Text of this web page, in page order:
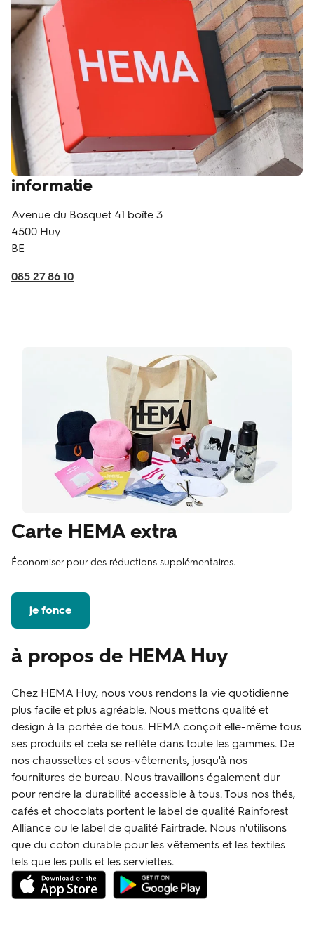
informatie
Avenue du Bosquet 41 boîte 3
4500 Huy
BE
085 27 86 10
Carte HEMA extra
Économiser pour des réductions supplémentaires.
je fonce
à propos de HEMA Huy
Chez HEMA Huy, nous vous rendons la vie quotidienne
plus facile et plus agréable. Nous mettons qualité et
design à la portée de tous. HEMA conçoit elle-même tous
ses produits et cela se reflète dans toute les gammes. De
nos chaussettes et sous-vêtements, jusqu'à nos
fournitures de bureau. Nous travaillons également dur
pour rendre la durabilité accessible à tous. Tous nos thés,
cafés et chocolats portent le label de qualité Rainforest
Alliance ou le label de qualité Fairtrade. Nous n'utilisons
que du coton durable pour les vêtements et les textiles
tels que les pulls et les serviettes.